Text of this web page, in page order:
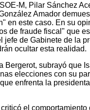
M, Pilar Sánchez
Amador
en este caso. En su
de fraude fiscal" que
jefe de Gabinete de la
ocultar esta realidad.
Bergerot, subrayó que
elecciones con su
enfrenta la
el comportamiento